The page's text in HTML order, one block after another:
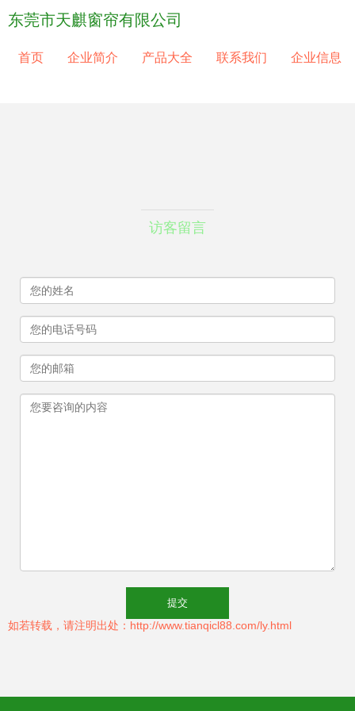
东莞市天麒窗帘有限公司
首页 企业简介 产品大全 联系我们 企业信息
访客留言
如若转载，请注明出处：http://www.tianqicl88.com/ly.html